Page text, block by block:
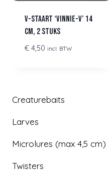
V-staart ‘Vinnie-V’ 14
cm, 2 stuks
€4,50 incl. BTW
Creaturebaits
Larves
Microlures (max 4,5 cm)
Twisters